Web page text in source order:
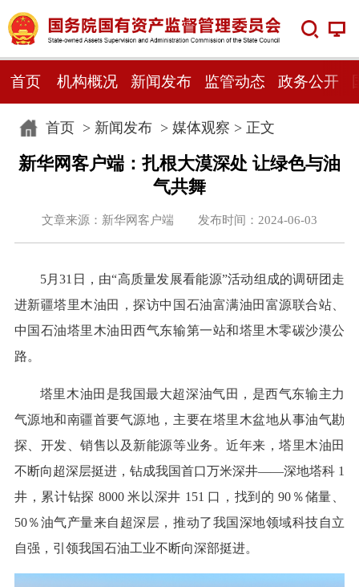
首页 机构概况 新闻发布 监管动态 政务公开
首页> 新闻发布> 媒体观察 > 正文
新华网客户端：扎根大漠深处 让绿色与油
气共舞
文章来源：新华网客户端 发布时间：2024-06-03
5月31日，由“高质量发展看能源”活动组成的调研团走
进新疆塔里木油田，探访中国石油富满油田富源联合站、
中国石油塔里木油田西气东输第一站和塔里木零碳沙漠公
路。
塔里木油田是我国最大超深油气田，是西气东输主力
气源地和南疆首要气源地，主要在塔里木盆地从事油气勘
探、开发、销售以及新能源等业务。近年来，塔里木油田
不断向超深层挺进，钻成我国首口万米深井——深地塔科 1
井，累计钻探 8000 米以深井 151 口，找到的 90％储量、
50％油气产量来自超深层，推动了我国深地领域科技自立
自强，引领我国石油工业不断向深部挺进。